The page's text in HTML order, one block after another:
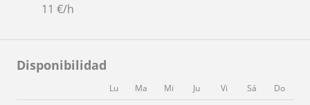
11 €/h
Disponibilidad
Lu Ma Mi Ju Vi Sá Do